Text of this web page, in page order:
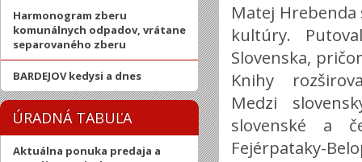
Harmonogram zberu
komunálnych odpadov, vrátane
separovaného zberu
BARDEJOV kedysi a dnes
ÚRADNÁ TABUĽA
Aktuálna ponuka predaja a
Matej Hrebenda
kultúry.
Slovenska,
Knihy
Medzi
slovenské a
Fejérpataky-